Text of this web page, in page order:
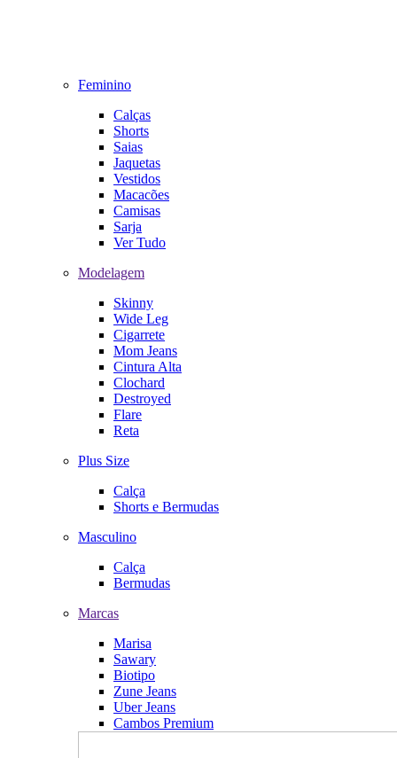
Feminino
Calças
Shorts
Saias
Jaquetas
Vestidos
Macacões
Camisas
Sarja
Ver Tudo
Modelagem
Skinny
Wide Leg
Cigarrete
Mom Jeans
Cintura Alta
Clochard
Destroyed
Flare
Reta
Plus Size
Calça
Shorts e Bermudas
Masculino
Calça
Bermudas
Marcas
Marisa
Sawary
Biotipo
Zune Jeans
Uber Jeans
Cambos Premium